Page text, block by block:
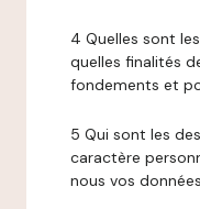
4 Quelles sont
quelles finalités
fondements et
5 Qui sont les
caractère
nous vos